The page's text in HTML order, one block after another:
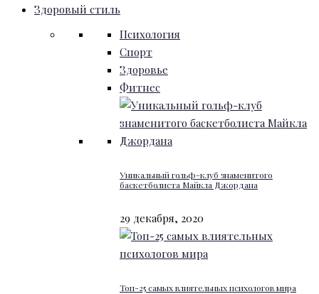
Здоровый стиль
Психология
Спорт
Здоровье
Фитнес
Уникальный гольф-клуб знаменитого
баскетболиста Майкла Джордана
29 декабря, 2020
Топ-25 самых влиятельных психологов мира